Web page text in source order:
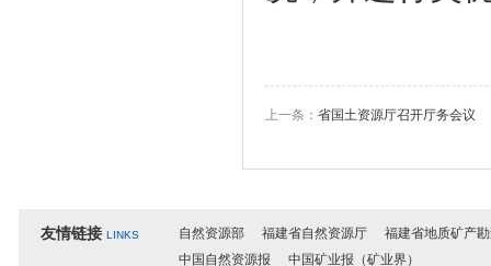
上一条： 省国土资源厅召开厅务会议
友情链接 LINKS 自然资源部 福建省自然资源厅
福建省地质矿产
中国自然资源报
中国矿业报（矿业界）